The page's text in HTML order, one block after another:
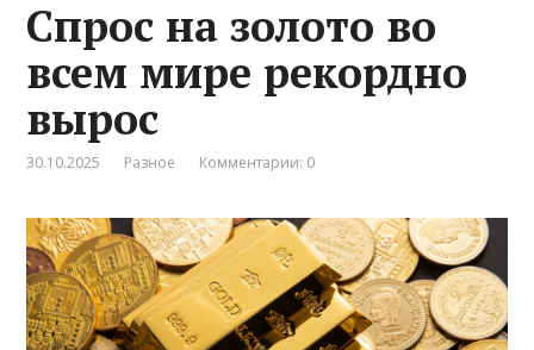
Спрос на золото во
всем мире рекордно
вырос
30.10.2025 Разное Комментарии: 0